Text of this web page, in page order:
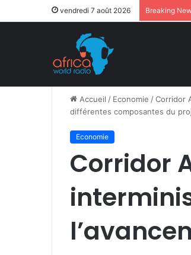
vendredi 7 août 2026 Breaking
Accueil / Economie /Corridor
différentes composantes du
Economie
Corridor